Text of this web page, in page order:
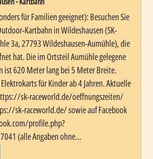
für Familien geeignet): Besuchen Sie
Kartbahn in Wildeshausen (SK-
3a, 27793 Wildeshausen-Aumühle), die
hat. Die im Ortsteil Aumühle gelegene
ist 620 Meter lang bei 5 Meter Breite.
für Kinder ab 4 Jahren. Aktuelle
sk-raceworld.de/oeffnungszeiten/
sk-raceworld.de/ sowie auf Facebook
profile.php?
(alle Angaben ohne...